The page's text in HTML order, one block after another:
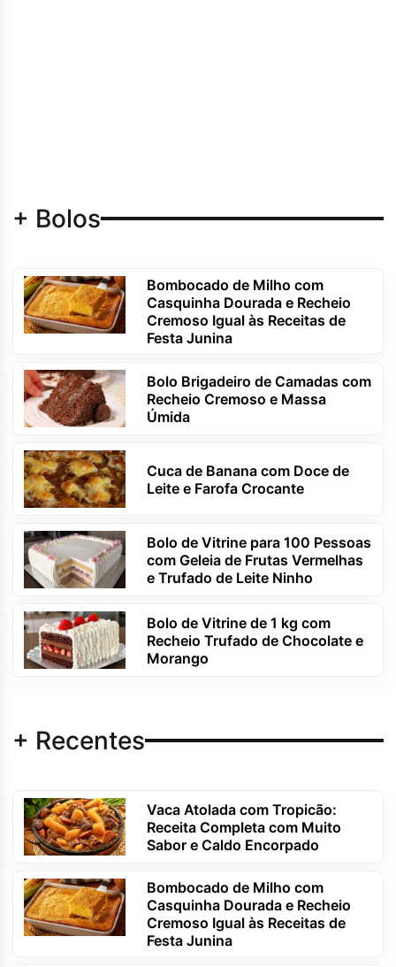
+ Bolos
Bombocado de Milho com
Casquinha Dourada e Recheio
Cremoso Igual às Receitas de
Festa Junina
Bolo Brigadeiro de Camadas com
Recheio Cremoso e Massa
Úmida
Cuca de Banana com Doce de
Leite e Farofa Crocante
Bolo de Vitrine para 100 Pessoas
com Geleia de Frutas Vermelhas
e Trufado de Leite Ninho
Bolo de Vitrine de 1 kg com
Recheio Trufado de Chocolate e
Morango
+ Recentes
Vaca Atolada com Tropicão:
Receita Completa com Muito
Sabor e Caldo Encorpado
Bombocado de Milho com
Casquinha Dourada e Recheio
Cremoso Igual às Receitas de
Festa Junina